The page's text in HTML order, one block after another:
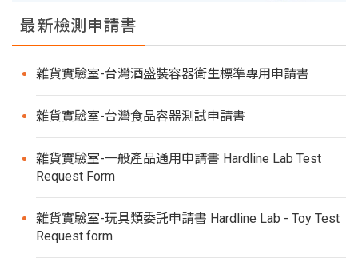
最新檢測申請書
雜貨實驗室-台灣酒盛裝容器衛生標準專用申請書
雜貨實驗室-台灣食品容器測試申請書
雜貨實驗室-一般產品通用申請書 Hardline Lab Test
Request Form
雜貨實驗室-玩具類委託申請書 Hardline Lab - Toy Test
Request form